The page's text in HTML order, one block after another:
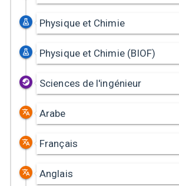
Physique et Chimie
Physique et Chimie (BIOF)
Sciences de l'ingénieur
Arabe
Français
Anglais